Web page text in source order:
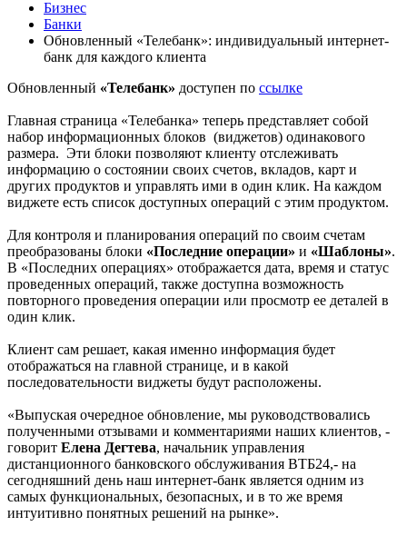
Бизнес
Банки
Обновленный «Телебанк»: индивидуальный интернет-
банк для каждого клиента
Обновленный «Телебанк» доступен по ссылке
Главная страница «Телебанка» теперь представляет собой
набор информационных блоков (виджетов) одинакового
размера. Эти блоки позволяют клиенту отслеживать
информацию о состоянии своих счетов, вкладов, карт и
других продуктов и управлять ими в один клик. На каждом
виджете есть список доступных операций с этим продуктом.
Для контроля и планирования операций по своим счетам
преобразованы блоки «Последние операции» и «Шаблоны».
В «Последних операциях» отображается дата, время и статус
проведенных операций, также доступна возможность
повторного проведения операции или просмотр ее деталей в
один клик.
Клиент сам решает, какая именно информация будет
отображаться на главной странице, и в какой
последовательности виджеты будут расположены.
«Выпуская очередное обновление, мы руководствовались
полученными отзывами и комментариями наших клиентов, -
говорит Елена Дегтева, начальник управления
дистанционного банковского обслуживания ВТБ24,- на
сегодняшний день наш интернет-банк является одним из
самых функциональных, безопасных, и в то же время
интуитивно понятных решений на рынке».